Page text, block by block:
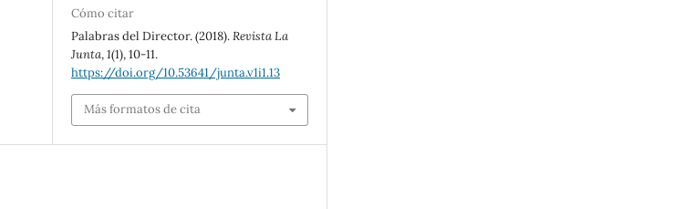
Cómo citar
Palabras del Director. (2018).Revista La
Junta,1(1), 10-11.
https://doi.org/10.53641/junta.v1i1.13
Más formatos de cita